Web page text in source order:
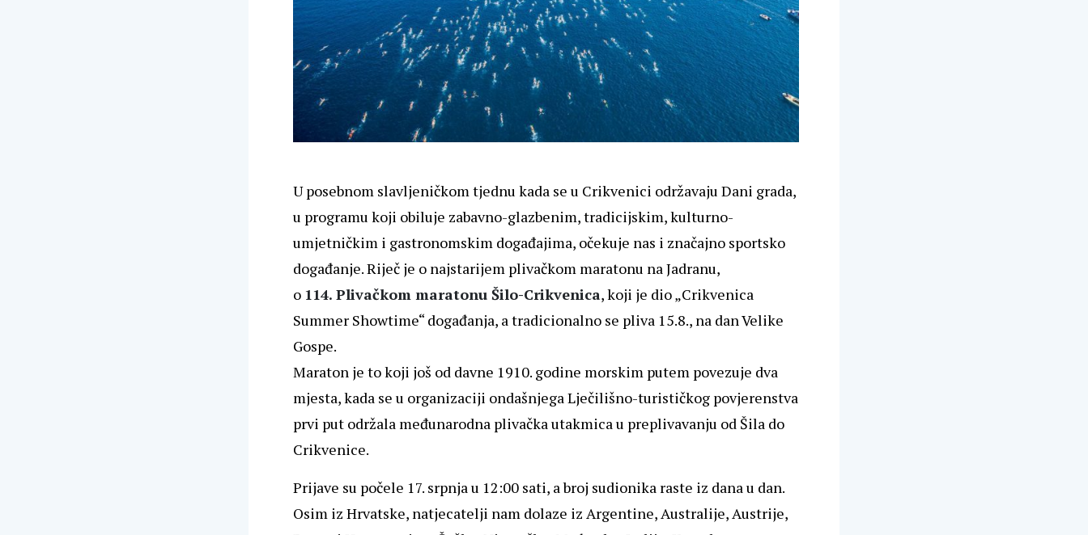
U posebnom slavljeničkom tjednu kada se u Crikvenici održavaju Dani grada,
u programu koji obiluje zabavno-glazbenim, tradicijskim, kulturno-
umjetničkim i gastronomskim događajima, očekuje nas i značajno sportsko
događanje. Riječ je o najstarijem plivačkom maratonu na Jadranu,
o 114. Plivačkom maratonu Šilo-Crikvenica, koji je dio „Crikvenica
Summer Showtime“ događanja, a tradicionalno se pliva 15.8., na dan Velike
Gospe.
Maraton je to koji još od davne 1910. godine morskim putem povezuje dva
mjesta, kada se u organizaciji ondašnjega Lječilišno-turističkog povjerenstva
prvi put održala međunarodna plivačka utakmica u preplivavanju od Šila do
Crikvenice.
Prijave su počele 17. srpnja u 12:00 sati, a broj sudionika raste iz dana u dan.
Osim iz Hrvatske, natjecatelji nam dolaze iz Argentine, Australije, Austrije,